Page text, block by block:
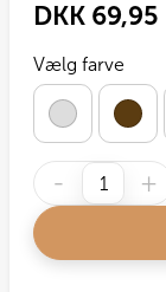
DKK 69,95
Vælg farve
-
Södahl
Viskestykke
Soft
Tools,
+